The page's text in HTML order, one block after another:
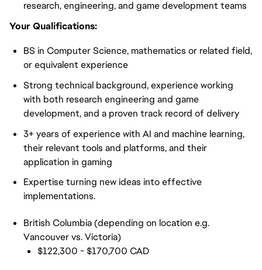
research, engineering, and game development teams
Your Qualifications:
BS in Computer Science, mathematics or related field,
or equivalent experience
Strong technical background, experience working
with both research engineering and game
development, and a proven track record of delivery
3+ years of experience with AI and machine learning,
their relevant tools and platforms, and their
application in gaming
Expertise turning new ideas into effective
implementations.
British Columbia (depending on location e.g.
Vancouver vs. Victoria)
$122,300 - $170,700 CAD